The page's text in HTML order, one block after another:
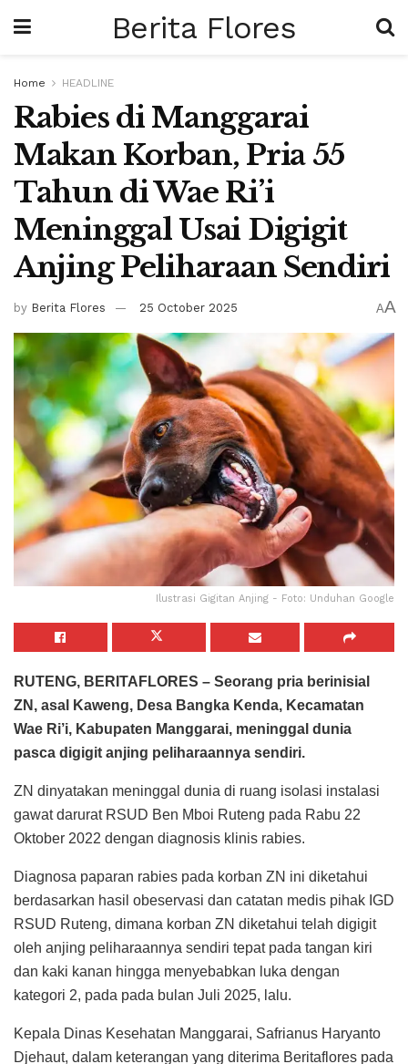
Berita Flores
Home HEADLINE
Rabies di Manggarai
Makan Korban, Pria 55
Tahun di Wae Ri’i
Meninggal Usai Digigit
Anjing Peliharaan Sendiri
by Berita Flores 25 October 2025 AA
Ilustrasi Gigitan Anjing - Foto: Unduhan Google
RUTENG, BERITAFLORES – Seorang pria berinisial
ZN, asal Kaweng, Desa Bangka Kenda, Kecamatan
Wae Ri’i, Kabupaten Manggarai, meninggal dunia
pasca digigit anjing peliharaannya sendiri.
ZN dinyatakan meninggal dunia di ruang isolasi instalasi
gawat darurat RSUD Ben Mboi Ruteng pada Rabu 22
Oktober 2022 dengan diagnosis klinis rabies.
Diagnosa paparan rabies pada korban ZN ini diketahui
berdasarkan hasil obeservasi dan catatan medis pihak IGD
RSUD Ruteng, dimana korban ZN diketahui telah digigit
oleh anjing peliharaannya sendiri tepat pada tangan kiri
dan kaki kanan hingga menyebabkan luka dengan
kategori 2, pada pada bulan Juli 2025, lalu.
Kepala Dinas Kesehatan Manggarai, Safrianus Haryanto
Djehaut, dalam keterangan yang diterima Beritaflores pada